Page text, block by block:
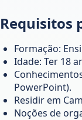
Requisitos
Formação:
Idade: Ter 18
PowerPoint).
Residir em
Noções de